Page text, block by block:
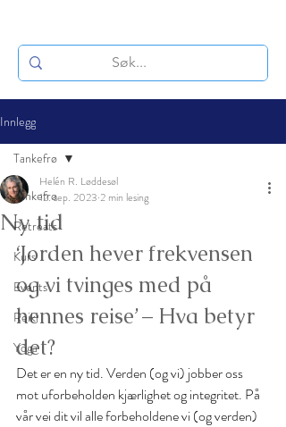
Innlegg
Tankefrø
Retreats
Kurs
Events
Reiki
Yoga
Tankefrø
Ny tid
Helén R. Løddesøl
12. sep. 2023 2 min lesing
‘Jorden hever frekvensen
og vi tvinges med på
hennes reise’ – Hva betyr
det?
Det er en ny tid. Verden (og vi) jobber oss
mot uforbeholden kjærlighet og integritet. På
vår vei dit vil alle forbeholdene vi (og verden)